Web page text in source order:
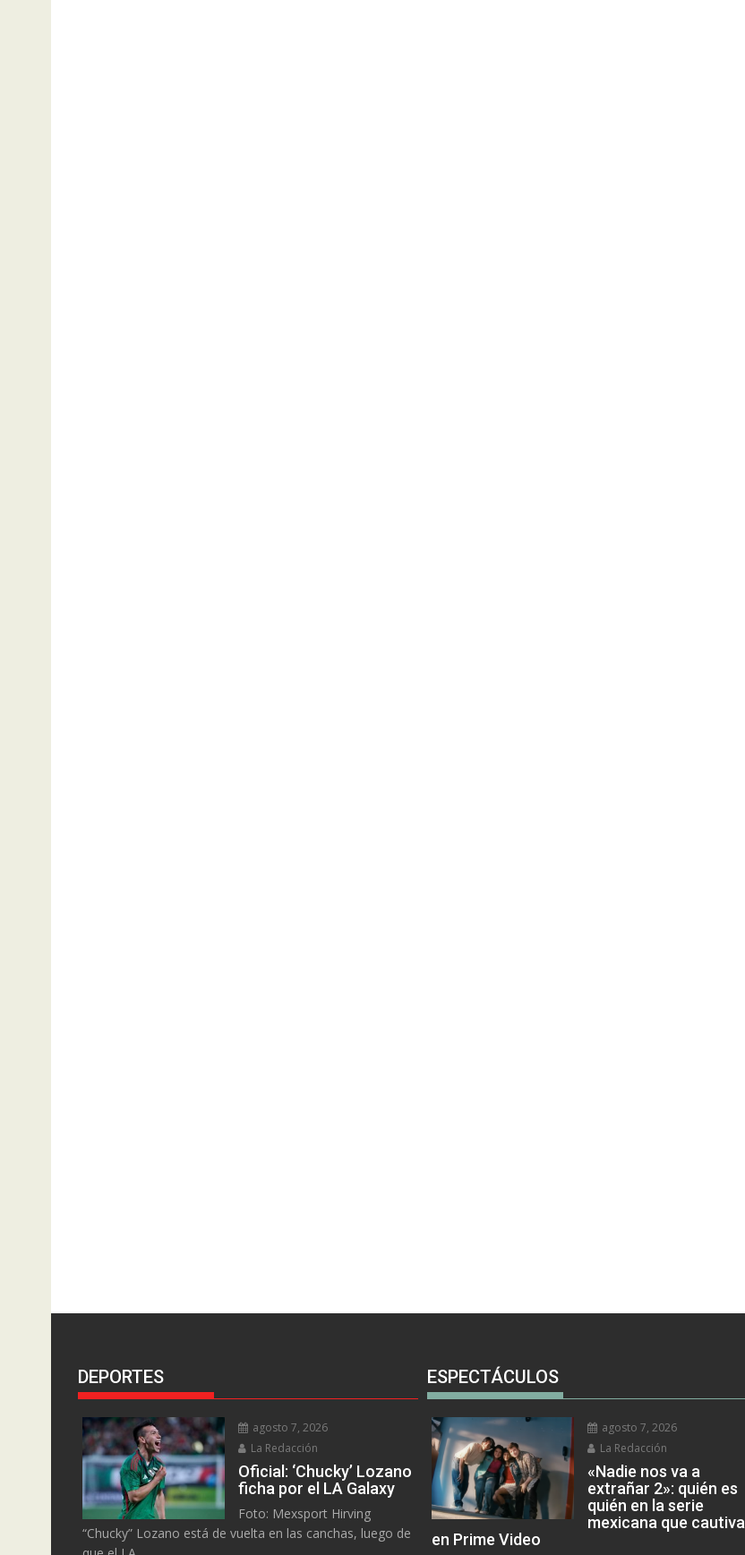
DEPORTES
agosto 7, 2026
La Redacción
Oficial: ‘Chucky’ Lozano
ficha por el LA Galaxy
Foto: Mexsport Hirving
“Chucky” Lozano está de vuelta en las canchas, luego de
ESPECTÁCULOS
agosto 7, 2026
La Redacción
«Nadie nos va a
extrañar 2»: quién es
quién en la serie
mexicana que cautiva
en Prime Video